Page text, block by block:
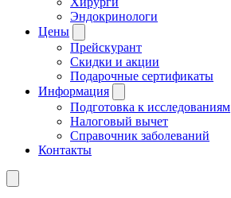
Эндокринологи
Цены
Прейскурант
Скидки и акции
Подарочные сертификаты
Информация
Подготовка к исследованиям
Налоговый вычет
Справочник заболеваний
Контакты